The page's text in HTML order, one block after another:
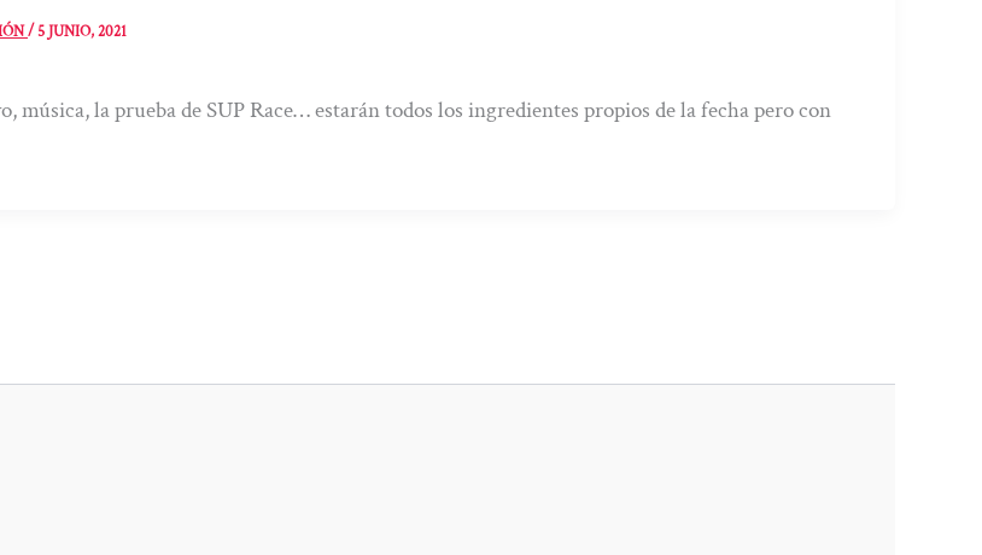
/5 JUNIO, 2021
música, la prueba de SUP Race… estarán todos los ingredientes propios de la fecha pero con